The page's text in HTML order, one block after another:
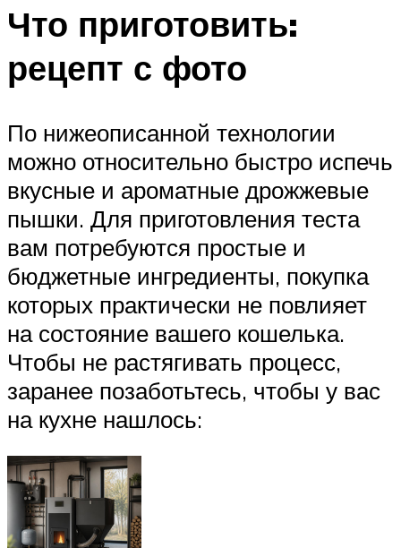
Что приготовить:
рецепт с фото
По нижеописанной технологии
можно относительно быстро испечь
вкусные и ароматные дрожжевые
пышки. Для приготовления теста
вам потребуются простые и
бюджетные ингредиенты, покупка
которых практически не повлияет
на состояние вашего кошелька.
Чтобы не растягивать процесс,
заранее позаботьтесь, чтобы у вас
на кухне нашлось: